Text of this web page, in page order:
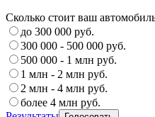
Сколько стоит ваш
до 300 000 руб.
300 000 - 500 000 руб.
500 000 - 1 млн руб.
1 млн - 2 млн руб.
2 млн - 4 млн руб.
более 4 млн руб.